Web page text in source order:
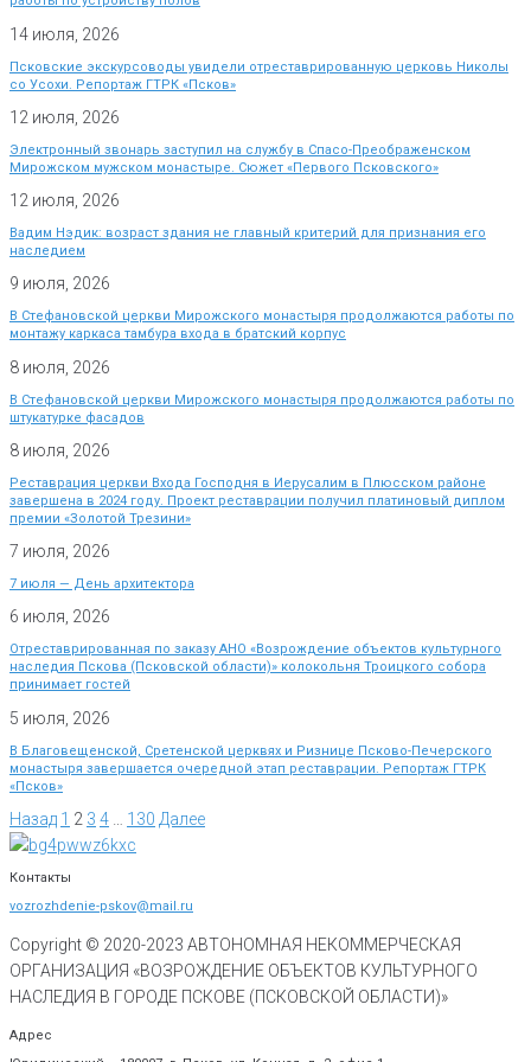
14 июля, 2026
Псковские экскурсоводы увидели отреставрированную церковь Николы
со Усохи. Репортаж ГТРК «Псков»
12 июля, 2026
Электронный звонарь заступил на службу в Спасо-Преображенском
Мирожском мужском монастыре. Сюжет «Первого Псковского»
12 июля, 2026
Вадим Нэдик: возраст здания не главный критерий для признания его
наследием
9 июля, 2026
В Стефановской церкви Мирожского монастыря продолжаются работы по
монтажу каркаса тамбура входа в братский корпус
8 июля, 2026
В Стефановской церкви Мирожского монастыря продолжаются работы по
штукатурке фасадов
8 июля, 2026
Реставрация церкви Входа Господня в Иерусалим в Плюсском районе
завершена в 2024 году. Проект реставрации получил платиновый диплом
премии «Золотой Трезини»
7 июля, 2026
7 июля — День архитектора
6 июля, 2026
Отреставрированная по заказу АНО «Возрождение объектов культурного
наследия Пскова (Псковской области)» колокольня Троицкого собора
принимает гостей
5 июля, 2026
В Благовещенской, Сретенской церквях и Ризнице Псково-Печерского
монастыря завершается очередной этап реставрации. Репортаж ГТРК
«Псков»
Назад 1 2 3 4 130 Далее
Контакты
vozrozhdenie-pskov@mail.ru
Copyright © 2020-2023 АВТОНОМНАЯ НЕКОММЕРЧЕСКАЯ
ОРГАНИЗАЦИЯ «ВОЗРОЖДЕНИЕ ОБЪЕКТОВ КУЛЬТУРНОГО
НАСЛЕДИЯ В ГОРОДЕ ПСКОВЕ (ПСКОВСКОЙ ОБЛАСТИ)»
Адрес